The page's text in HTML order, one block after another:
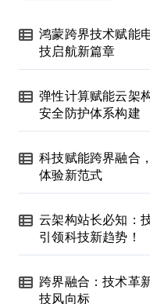
鸿蒙跨界技术赋能
技启航新篇章
弹性计算赋能云架
安全防护体系构建
科技赋能跨界融合
体验新范式
云架构站长必知：
引领科技新趋势！
跨界融合：技术革
技风向标